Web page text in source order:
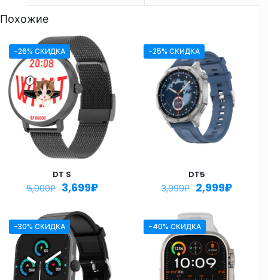
Похожие
-26% СКИДКА
DT S
5,000₽ 3,699₽
-25% СКИДКА
DT5
3,999₽ 2,999₽
-30% СКИДКА -40% СКИДКА